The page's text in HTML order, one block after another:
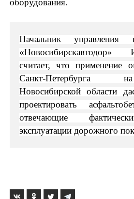
оборудования.
Начальник управления
считает, что применение
Санкт-Петербурга
Новосибирской области
проектировать
отвечающие
эксплуатации дорожного